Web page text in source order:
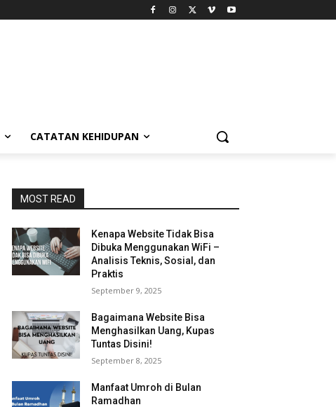
CATATAN KEHIDUPAN
MOST READ
Kenapa Website Tidak Bisa
Dibuka Menggunakan WiFi –
Analisis Teknis, Sosial, dan
Praktis
September 9, 2025
Bagaimana Website Bisa
Menghasilkan Uang, Kupas
Tuntas Disini!
September 8, 2025
Manfaat Umroh di Bulan
Ramadhan